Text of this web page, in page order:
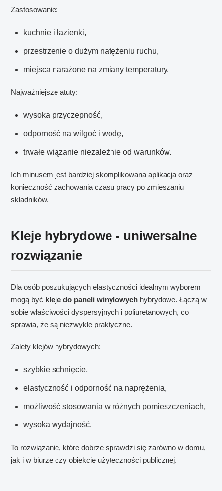
Zastosowanie:
kuchnie i łazienki,
przestrzenie o dużym natężeniu ruchu,
miejsca narażone na zmiany temperatury.
Najważniejsze atuty:
wysoka przyczepność,
odporność na wilgoć i wodę,
trwałe wiązanie niezależnie od warunków.
Ich minusem jest bardziej skomplikowana aplikacja oraz
konieczność zachowania czasu pracy po zmieszaniu
składników.
Kleje hybrydowe - uniwersalne
rozwiązanie
Dla osób poszukujących elastyczności idealnym wyborem
mogą być kleje do paneli winylowych hybrydowe. Łączą w
sobie właściwości dyspersyjnych i poliuretanowych, co
sprawia, że są niezwykle praktyczne.
Zalety klejów hybrydowych:
szybkie schnięcie,
elastyczność i odporność na naprężenia,
możliwość stosowania w różnych pomieszczeniach,
wysoka wydajność.
To rozwiązanie, które dobrze sprawdzi się zarówno w domu,
jak i w biurze czy obiekcie użyteczności publicznej.